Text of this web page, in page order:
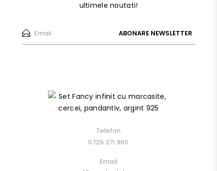
ultimele noutati!
ABONARE NEWSLETTER
Telefon
0729.271.960
Email